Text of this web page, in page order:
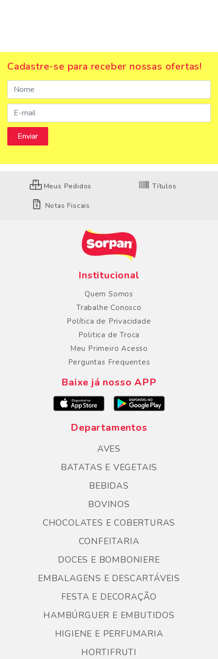
Cadastre-se para receber nossas ofertas!
Meus Pedidos Títulos
Notas Fiscais
Institucional
Quem Somos
Trabalhe Conosco
Política de Privacidade
Politica de Troca
Meu Primeiro Acesso
Perguntas Frequentes
Baixe já nosso APP
Departamentos
AVES
BATATAS E VEGETAIS
BEBIDAS
BOVINOS
CHOCOLATES E COBERTURAS
CONFEITARIA
DOCES E BOMBONIERE
EMBALAGENS E DESCARTÁVEIS
FESTA E DECORAÇÃO
HAMBÚRGUER E EMBUTIDOS
HIGIENE E PERFUMARIA
HORTIFRUTI